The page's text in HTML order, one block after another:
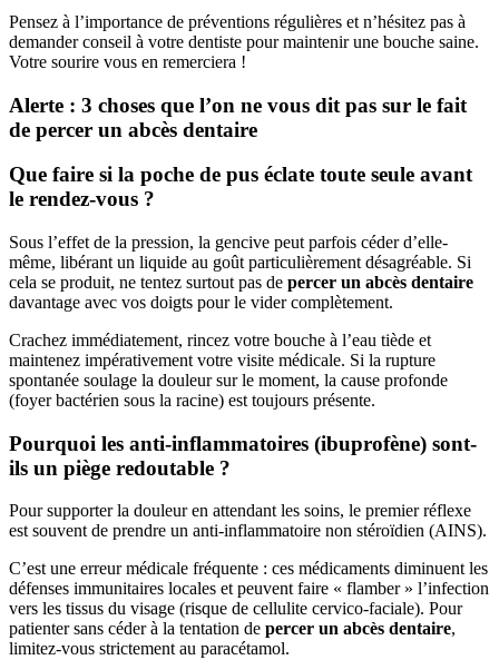
Pensez à l’importance de préventions régulières et n’hésitez pas à
demander conseil à votre dentiste pour maintenir une bouche saine.
Votre sourire vous en remerciera !
Alerte : 3 choses que l’on ne vous dit pas sur le fait
de percer un abcès dentaire
Que faire si la poche de pus éclate toute seule avant
le rendez-vous ?
Sous l’effet de la pression, la gencive peut parfois céder d’elle-
même, libérant un liquide au goût particulièrement désagréable. Si
cela se produit, ne tentez surtout pas de percer un abcès dentaire
davantage avec vos doigts pour le vider complètement.
Crachez immédiatement, rincez votre bouche à l’eau tiède et
maintenez impérativement votre visite médicale. Si la rupture
spontanée soulage la douleur sur le moment, la cause profonde
(foyer bactérien sous la racine) est toujours présente.
Pourquoi les anti-inflammatoires (ibuprofène) sont-
ils un piège redoutable ?
Pour supporter la douleur en attendant les soins, le premier réflexe
est souvent de prendre un anti-inflammatoire non stéroïdien (AINS).
C’est une erreur médicale fréquente : ces médicaments diminuent les
défenses immunitaires locales et peuvent faire « flamber » l’infection
vers les tissus du visage (risque de cellulite cervico-faciale). Pour
patienter sans céder à la tentation de percer un abcès dentaire,
limitez-vous strictement au paracétamol.